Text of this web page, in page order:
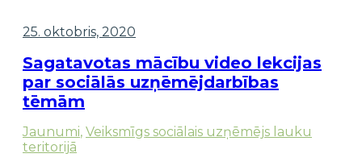
25. oktobris, 2020
Sagatavotas mācību video lekcijas
par sociālās uzņēmējdarbības
tēmām
Jaunumi, Veiksmīgs sociālais uzņēmējs lauku
teritorijā